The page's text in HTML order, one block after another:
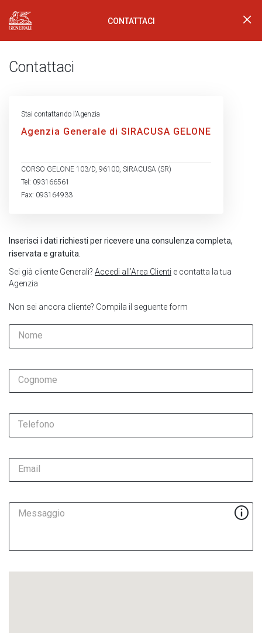
Generali Logo CONTATTACI
Contattaci
Inserisci i dati richiesti per ricevere una consulenza completa,
riservata e gratuita.
Sei già cliente Generali? Accedi all’Area Clienti e contatta la tua
Agenzia
Non sei ancora cliente? Compila il seguente form
Nome
Cognome
Telefono
Email
Messaggio
Stai contattando l’Agenzia
Agenzia Generale di SIRACUSA GELONE
CORSO GELONE 103/D, 96100, SIRACUSA (SR)
Tel: 093166561
Fax: 093164933